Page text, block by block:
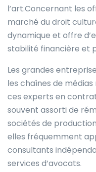
l’art.Concernant les
marché du droit
dynamique et offre
stabilité financière et
Les grandes
les chaînes de
ces experts en
souvent assorti de
sociétés de
elles fréquemment
consultants
services d’avocats.